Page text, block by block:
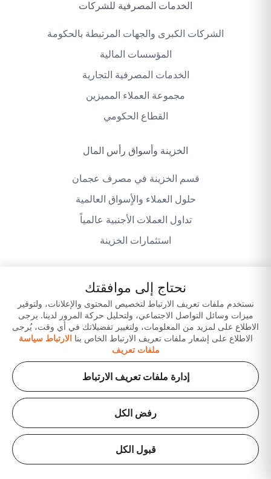
الخدمات المصرفية للشركات
الشركات الكبرى والجهات المرتبطة بالحكومة
المؤسسات المالية
الخدمات المصرفية التجارية
مجموعة العملاء المميزين
القطاع الحكومي
الخزينة وأسواق رأس المال
قسم الخزينة في مصرف عجمان
حلول العملاء والأٍسواق العالمية
تداول العملات الأجنبية عالمياً
استثمارات الخزينة
سياسة الخصوصية
شروط وأحكام الموقع
إخلاء المسؤولية
حمّل تطبيقاتنا
حقوق الطبع والنشر © 2026 لبنك عجمان ش.م.ع. (شركة
مساهمة عامة)، مرخّص من قبل مصرف الإمارات العربية
المتحدة المركزي. جميع منتجاتنا وخدماتنا متوافقة مع أحكام
الشريعة الإسلامية.
نحتاج إلى موافقتك
نستخدم ملفات تعريف الارتباط لتخصيص المحتوى والإعلانات، ولتوفير
ميزات وسائل التواصل الاجتماعي، ولتحليل حركة المرور لدينا. يرجى
الاطلاع على لمزيد من المعلومات، ولتغيير تفضيلاتك في أي وقت، يُرجى
الاطلاع على إشعار ملفات تعريف الارتباط الخاص بناالارتباط سياسة
ملفات تعريف
إدارة ملفات تعريف الارتباط
رفض الكل
قبول الكل